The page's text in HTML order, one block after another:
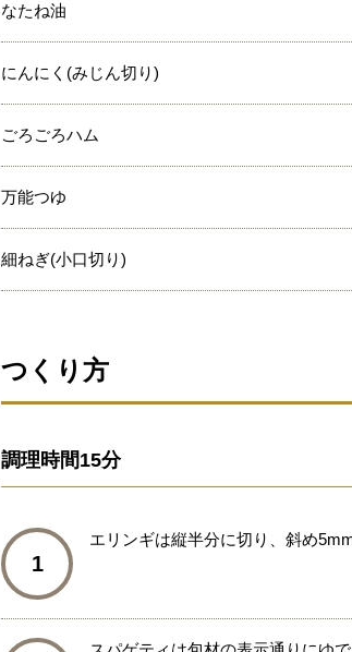
なたね油
にんにく(みじん切り)
ごろごろハム
万能つゆ
細ねぎ(小口切り)
つくり方
調理時間15分
1
エリンギは縦半分に切り、斜め